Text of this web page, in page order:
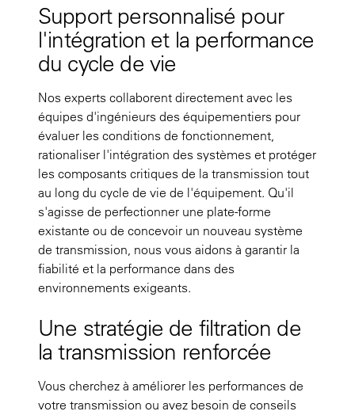
Support personnalisé pour
l'intégration et la performance
du cycle de vie
Nos experts collaborent directement avec les
équipes d'ingénieurs des équipementiers pour
évaluer les conditions de fonctionnement,
rationaliser l'intégration des systèmes et protéger
les composants critiques de la transmission tout
au long du cycle de vie de l'équipement. Qu'il
s'agisse de perfectionner une plate-forme
existante ou de concevoir un nouveau système
de transmission, nous vous aidons à garantir la
fiabilité et la performance dans des
environnements exigeants.
Une stratégie de filtration de
la transmission renforcée
Vous cherchez à améliorer les performances de
votre transmission ou avez besoin de conseils